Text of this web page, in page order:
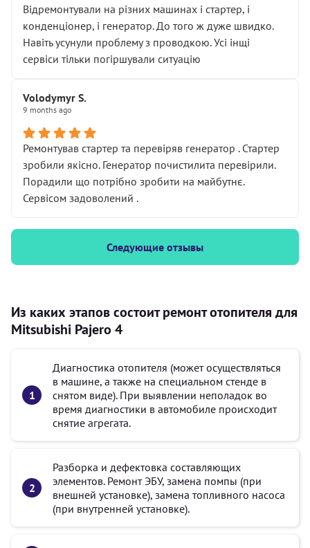
Відремонтували на різних машинах і стартер, і
конденціонер, і генератор. До того ж дуже швидко.
Навіть усунули проблему з проводкою. Усі інщі
сервіси тільки погіршували ситуацію
Volodymyr S.
9 months ago
Ремонтував стартер та перевіряв генератор . Стартер
зробили якісно. Генератор почистилита перевірили.
Порадили що потрібно зробити на майбутнє.
Сервісом задоволений .
Следующие отзывы
Из каких этапов состоит ремонт отопителя для
Mitsubishi Pajero 4
Диагностика отопителя (может осуществляться
в машине, а также на специальном стенде в
снятом виде). При выявлении неполадок во
время диагностики в автомобиле происходит
снятие агрегата.
Разборка и дефектовка составляющих
элементов. Ремонт ЭБУ, замена помпы (при
внешней установке), замена топливного насоса
(при внутренней установке).